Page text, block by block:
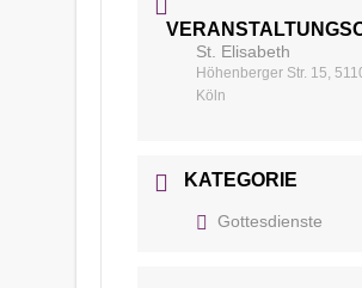
St. Elisabeth
Höhenberger Str. 15,
Köln
KATEGORIE
Gottesdienste